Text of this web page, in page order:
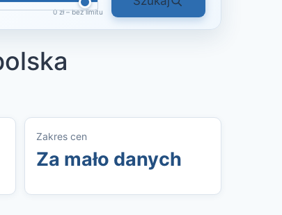
0 zł – bez limitu
Zakres cen
Za mało danych